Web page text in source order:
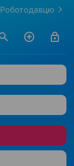
Роботодавцю